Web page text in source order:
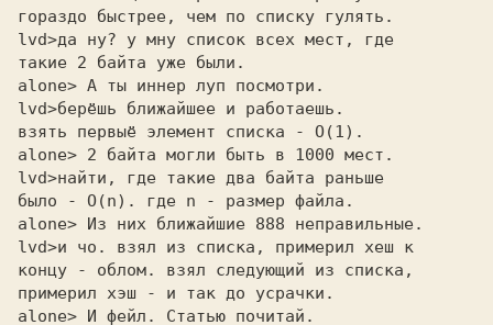
гораздо быстрее, чем по списку гулять.
lvd>
такие 2 байта уже были.
alone> А ты иннер луп посмотри.
lvd>
взять первыё элемент списка - O(1).
alone> 2 байта могли быть в 1000 мест.
lvd>
было - O(n). где n - размер файла.
alone> Из них ближайшие 888 неправильные.
lvd>
концу - облом. взял следующий из списка,
примерил хэш - и так до усрачки.
alone> И фейл. Статью почитай.